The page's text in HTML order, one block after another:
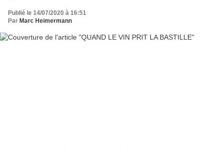
Publié le 14/07/2020 à 16:51
Par Marc Heimermann